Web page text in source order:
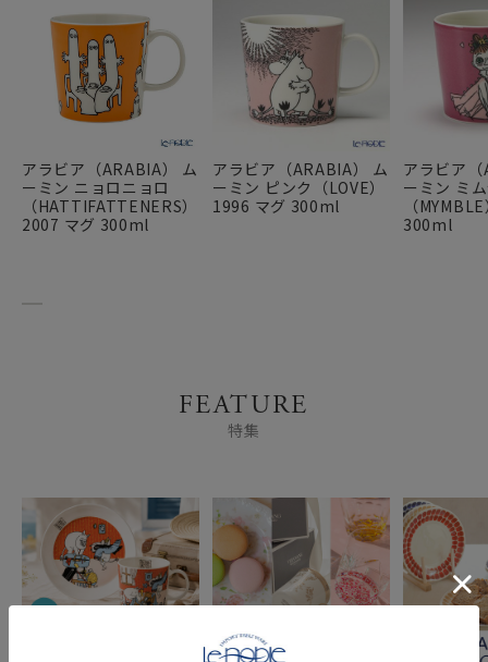
アラビア（ARABIA） ム
ーミン ニョロニョロ
（HATTIFATTENERS）
2007 マグ 300ml
アラビア（ARABIA） ム
ーミン ピンク（LOVE）
1996 マグ 300ml
アラビア
ーミン ミ
（
300ml
FEATURE
特集